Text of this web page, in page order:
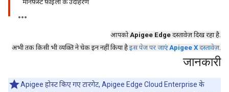
मेनिफ़ेस्ट फ़ाइलों के उदाहरण
आपकोApigee Edge दस्तावेज़ दिख रहा है.
अभी तक किसी भी व्यक्ति ने चेक इन नहीं किया हैइस पेज पर जाएंApigee X दस्तावेज़.
जानकारी
Apigee होस्ट किए गए टारगेट, Apigee Edge Cloud Enterprise के